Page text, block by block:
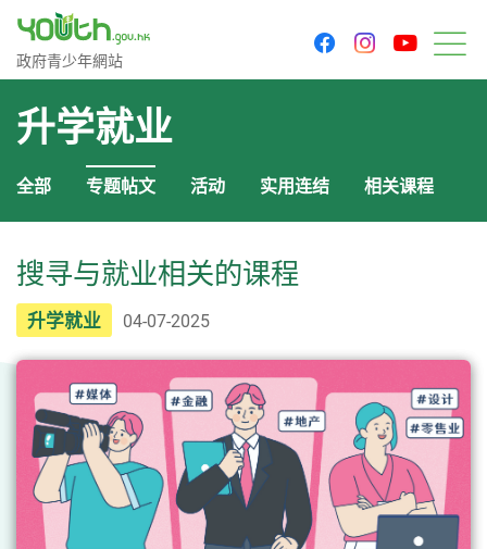
政府青少年网站
政府青少年網站
facebookinstagram
升学就业
全部 专题帖文 活动 实用连结 相关课程
搜寻与就业相关的课程
升学就业 04-07-2025